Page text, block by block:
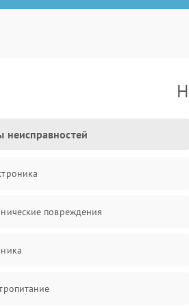
неисправностей
повреждения